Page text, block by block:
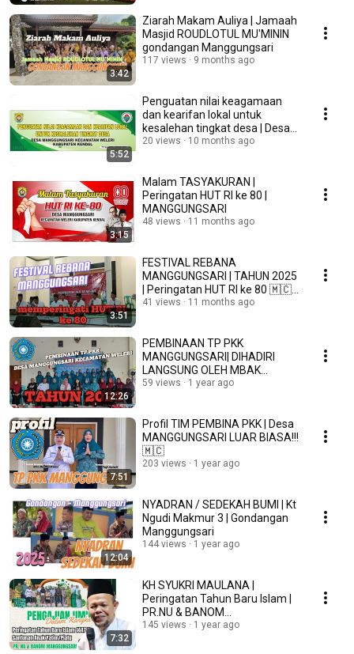
3:42
Ziarah Makam Auliya | Jamaah
Masjid ROUDLOTUL MU'MININ
gondangan Manggungsari
117 views 9 months ago
5:52
Penguatan nilai keagamaan
dan kearifan lokal untuk
kesalehan tingkat desa | Desa
Manggungsari 2025
20 views 10 months ago
3:15
Malam TASYAKURAN |
Peringatan HUT RI ke 80 |
MANGGUNGSARI
48 views 11 months ago
3:51
FESTIVAL REBANA
MANGGUNGSARI | TAHUN 2025
| Peringatan HUT RI ke 80 🇲🇨
🇲🇨
41 views 11 months ago
12:26
PEMBINAAN TP PKK
MANGGUNGSARI| DIHADIRI
LANGSUNG OLEH MBAK
NATTAYA!!! 🇲🇨
59 views 1 year ago
7:51
Profil TIM PEMBINA PKK | Desa
MANGGUNGSARI LUAR BIASA!!!
🇲🇨
203 views 1 year ago
12:04
NYADRAN / SEDEKAH BUMI | Kt
Ngudi Makmur 3 | Gondangan
Manggungsari
144 views 1 year ago
7:32
KH SYUKRI MAULANA |
Peringatan Tahun Baru Islam |
PR.NU & BANOM
MANGGUNGSARI
145 views 1 year ago